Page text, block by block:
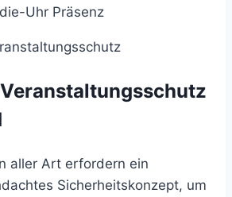
Uhr Präsenz
aller Art erfordern ein
Sicherheitskonzept, um